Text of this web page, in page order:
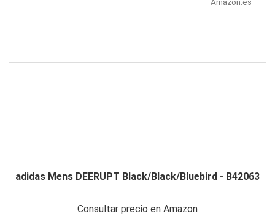
Amazon.es
adidas Mens DEERUPT Black/Black/Bluebird - B42063
Consultar precio en Amazon